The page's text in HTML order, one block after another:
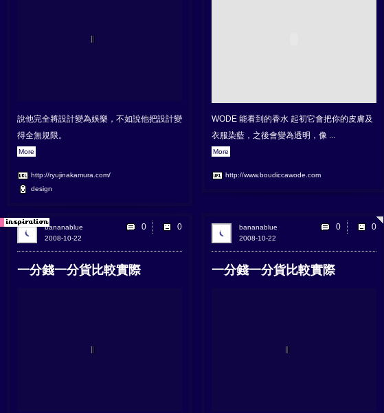
說他完全將設計變為娛樂，不如說他把設計變
得全無規限。
More
http://ryujinakamura.com/
design
WODE 能看到的香水 起初它會把你的皮膚及
衣服染藍，之後會變為透明，像 ...
More
http://www.boudiccawode.com
一分錢一分貨比較實際
2008-10-22
bananablue 0
一分錢一分貨比較實際
2008-10-22
bananablue 0